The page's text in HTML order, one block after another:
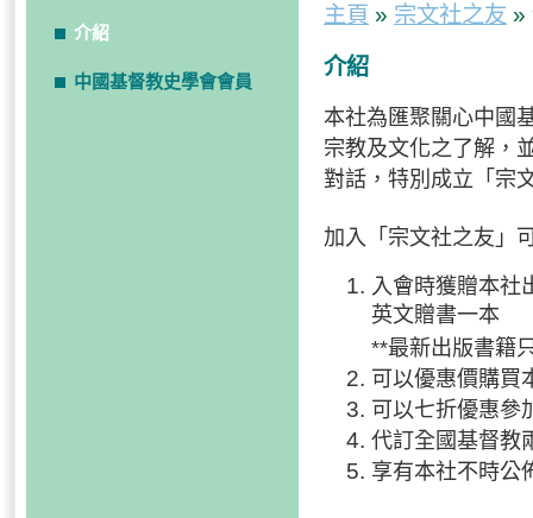
介紹
中國基督教史學會會員
主頁 » 宗文社之友 »
介紹
本社為匯聚關心中國
宗教及文化之了解，
對話，特別成立「宗
加入「宗文社之友」
入會時獲贈本社
英文贈書一本
**最新出版書籍
可以優惠價購買
可以七折優惠參
代訂全國基督教
享有本社不時公